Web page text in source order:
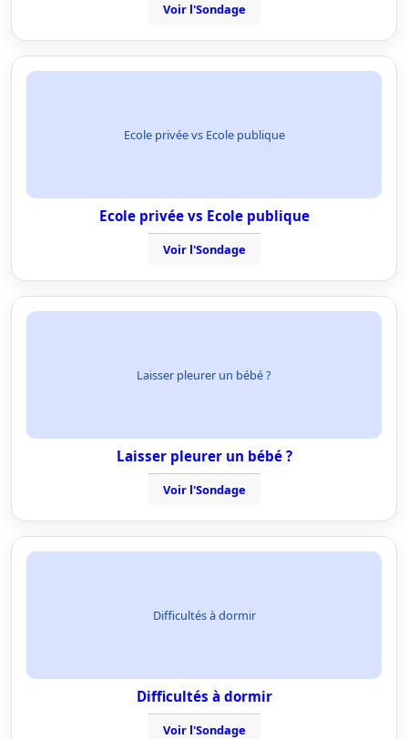
Voir l'Sondage
Ecole privée vs Ecole publique
Ecole privée vs Ecole publique
Voir l'Sondage
Laisser pleurer un bébé ?
Laisser pleurer un bébé ?
Voir l'Sondage
Difficultés à dormir
Difficultés à dormir
Voir l'Sondage